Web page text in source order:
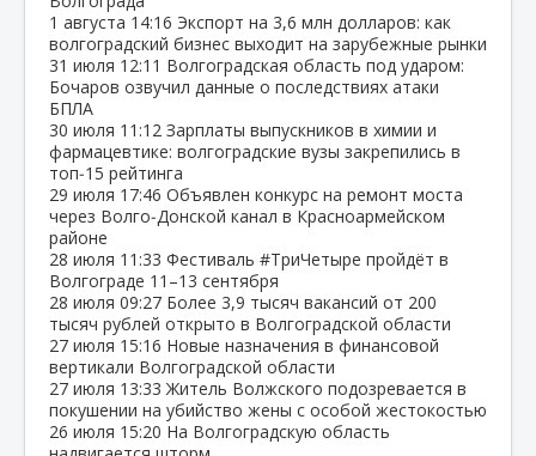
1 августа 14:16 Экспорт на 3,6 млн долларов: как
волгоградский бизнес выходит на зарубежные рынки
31 июля 12:11 Волгоградская область под ударом:
Бочаров озвучил данные о последствиях атаки
БПЛА
30 июля 11:12 Зарплаты выпускников в химии и
фармацевтике: волгоградские вузы закрепились в
топ‑15 рейтинга
29 июля 17:46 Объявлен конкурс на ремонт моста
через Волго‑Донской канал в Красноармейском
районе
28 июля 11:33 Фестиваль #ТриЧетыре пройдёт в
Волгограде 11–13 сентября
28 июля 09:27 Более 3,9 тысяч вакансий от 200
тысяч рублей открыто в Волгоградской области
27 июля 15:16 Новые назначения в финансовой
вертикали Волгоградской области
27 июля 13:33 Житель Волжского подозревается в
покушении на убийство жены с особой жестокостью
26 июля 15:20 На Волгоградскую область